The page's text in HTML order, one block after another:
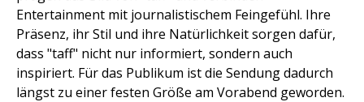
Entertainment mit journalistischem Feingefühl. Ihre
Präsenz, ihr Stil und ihre Natürlichkeit sorgen dafür,
dass "taff" nicht nur informiert, sondern auch
inspiriert. Für das Publikum ist die Sendung dadurch
längst zu einer festen Größe am Vorabend geworden.